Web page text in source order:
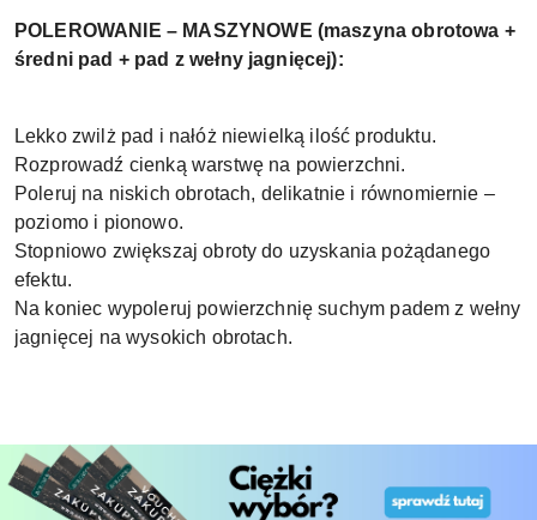
POLEROWANIE – MASZYNOWE (maszyna obrotowa +
średni pad + pad z wełny jagnięcej):
Lekko zwilż pad i nałóż niewielką ilość produktu.
Rozprowadź cienką warstwę na powierzchni.
Poleruj na niskich obrotach, delikatnie i równomiernie –
poziomo i pionowo.
Stopniowo zwiększaj obroty do uzyskania pożądanego
efektu.
Na koniec wypoleruj powierzchnię suchym padem z wełny
jagnięcej na wysokich obrotach.